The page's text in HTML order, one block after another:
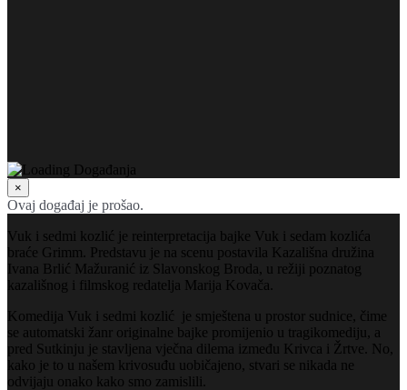
×
Ovaj događaj je prošao.
Vuk i sedmi kozlić je reinterpretacija bajke Vuk i sedam kozlića
braće Grimm. Predstavu je na scenu postavila Kazališna družina
Ivana Brlić Mažuranić iz Slavonskog Broda, u režiji poznatog
kazališnog i filmskog redatelja Marija Kovača.
Komedija Vuk i sedmi kozlić je smještena u prostor sudnice, čime
se automatski žanr originalne bajke promijenio u tragikomediju, a
pred Sutkinju je stavljena vječna dilema između Krivca i Žrtve. No,
kako je to u našem krivosuđu uobičajeno, stvari se nikada ne
odvijaju onako kako smo zamislili.